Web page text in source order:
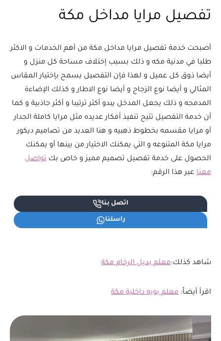
تفصيل مرايا مداخل مكة
أصبحت خدمة تفصيل مرايا مداخل مكة من أهم الخدمات و الاكثر
طلبا في مدنية مكه و ذلك بسبب إختلاف مساحة كل منزل و
أيضا ذوق كل عميل و لهذا فإن التفصيل يسمح بإختيار المقاس
المثالي و أيضا نوع الزجاج و أيضا نوع الاطار و كذلك الإضاءة
المدمجه و ذلك يجعل المدخل يبدو أكثر ترتيبا و أكثر جاذبية و كما
أن خدمة التفصيل تتيح تنفيذ أفكار عديده مثل مرايا كاملة الجدار
أو مرايا مقسمه بخطوط ذهبيه و هنا العديد من تصاميم ديكور
مرايا مكة المتنوعه و التي يمكنك الاختيار من بينها أو يمكنك
الحصول على خدمة تفصيل تصميم مميز و خاص بك تواصل
معنا عبر هذا الرقم:
اتصل بنا
راسلنا
شاهد كذلك:معلم بديل الرخام مكة
اقرأ أيضاً: معلم بويه داخلية مكة